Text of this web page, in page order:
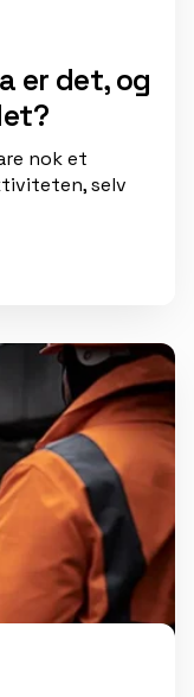
er det, og
nok et
selv